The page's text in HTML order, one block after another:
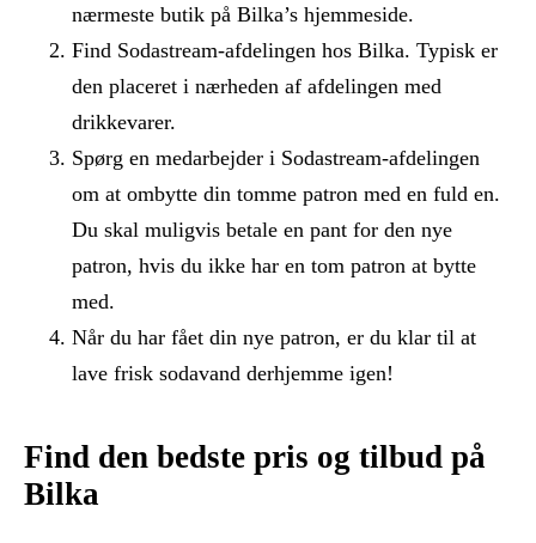
nærmeste butik på Bilka’s hjemmeside.
Find Sodastream-afdelingen hos Bilka. Typisk er
den placeret i nærheden af afdelingen med
drikkevarer.
Spørg en medarbejder i Sodastream-afdelingen
om at ombytte din tomme patron med en fuld en.
Du skal muligvis betale en pant for den nye
patron, hvis du ikke har en tom patron at bytte
med.
Når du har fået din nye patron, er du klar til at
lave frisk sodavand derhjemme igen!
Find den bedste pris og tilbud på
Bilka